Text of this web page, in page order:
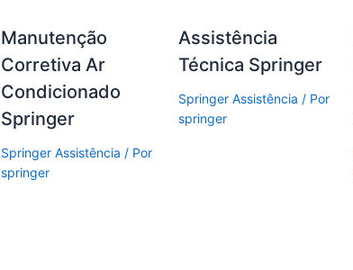
Manutenção
Corretiva Ar
Condicionado
Springer
Springer Assistência / Por
springer
Assistência
Técnica Springer
Springer Assistência / Por
springer